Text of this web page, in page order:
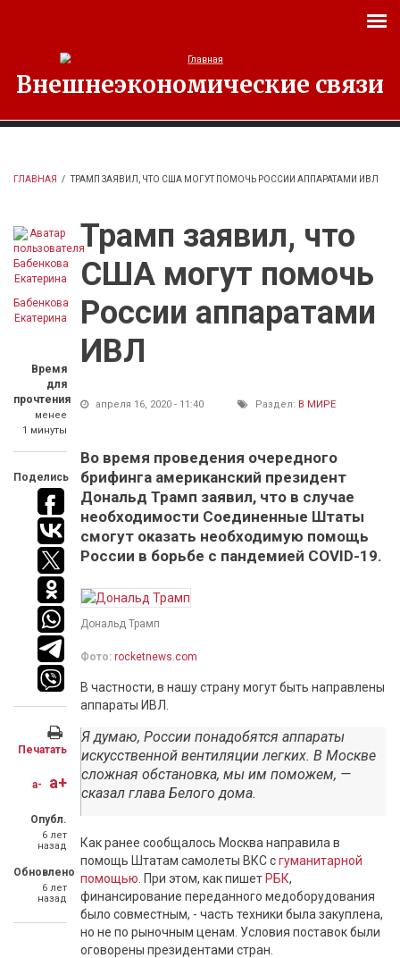
Внешнеэкономические связи
ГЛАВНАЯ / ТРАМП ЗАЯВИЛ, ЧТО США МОГУТ ПОМОЧЬ РОССИИ АППАРАТАМИ ИВЛ
Бабенкова
Екатерина
Время
для
прочтения
менее
1 минуты
Поделись
Печатать
a- a+
Опубл.
6 лет
назад
Обновлено
6 лет
назад
Трамп заявил, что
США могут помочь
России аппаратами
ИВЛ
апреля 16, 2020 - 11:40 Раздел: В МИРЕ
Во время проведения очередного
брифинга американский президент
Дональд Трамп заявил, что в случае
необходимости Соединенные Штаты
смогут оказать необходимую помощь
России в борьбе с пандемией COVID-19.
Дональд Трамп
Фото: rocketnews.com
В частности, в нашу страну могут быть направлены
аппараты ИВЛ.
Я думаю, России понадобятся аппараты
искусственной вентиляции легких. В Москве
сложная обстановка, мы им поможем, —
сказал глава Белого дома.
Как ранее сообщалось Москва направила в
помощь Штатам самолеты ВКС сгуманитарной
помощью . При этом, как пишет РБК,
финансирование переданного медоборудования
было совместным, - часть техники была закуплена,
но не по рыночным ценам. Условия поставок были
оговорены президентами стран.